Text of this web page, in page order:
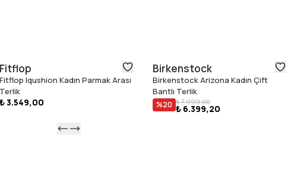
Fitflop
Fitflop Iqushion Kadın Parmak Arası
Terlik
₺ 3.549,00
Birkenstock
Birkenstock Arizona Kadın Çift
Bantlı Terlik
%20 ₺ 7.999,00
₺ 6.399,20